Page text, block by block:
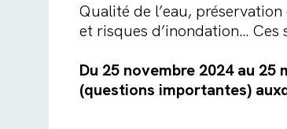
Qualité de l’eau,
et risques d’inondation…
Du 25 novembre 2024 au
(questions importantes)